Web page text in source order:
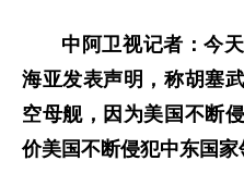
中阿卫视记者：今
海亚发表声明，称胡塞
空母舰，因为美国不断
价美国不断侵犯中东国家